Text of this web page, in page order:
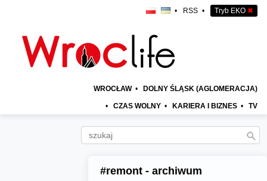
• RSS • Tryb EKO ✖
WROCŁAW • DOLNY ŚLĄSK (AGLOMERACJA)
• CZAS WOLNY • KARIERA I BIZNES • TV
#remont - archiwum